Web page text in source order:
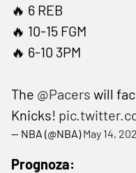
🔥 6 REB
🔥 10-15 FGM
🔥 6-10 3PM
The @Pacers will
Knicks!
— NBA (@NBA)May 14,
Prognoza: